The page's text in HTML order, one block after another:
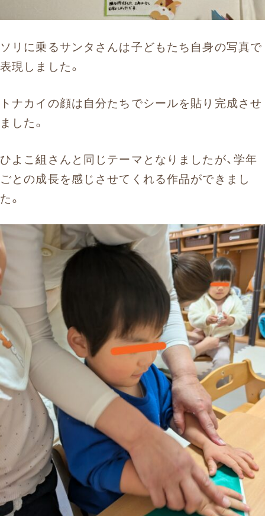
ソリに乗るサンタさんは子どもたち自身の写真で
表現しました。
トナカイの顔は自分たちでシールを貼り完成させ
ました。
ひよこ組さんと同じテーマとなりましたが、学年
ごとの成長を感じさせてくれる作品ができまし
た。